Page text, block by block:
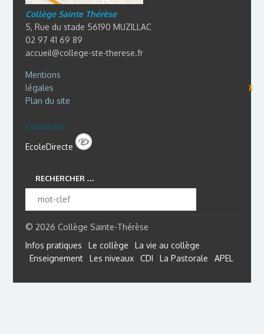
Collège Sainte Thérèse
5, Rue du stade 56190 MUZILLAC
02 97 41 69 89
accueil@college-ste-therese.fr
Mentions
légales
⊼
Plan du site
Connexion
EcoleDirecte
RECHERCHER …
© 2026 Collège Sainte-Thérèse
Infos pratiques
Le collège
La vie au collège
Enseignement
Les niveaux CDI La Pastorale APEL